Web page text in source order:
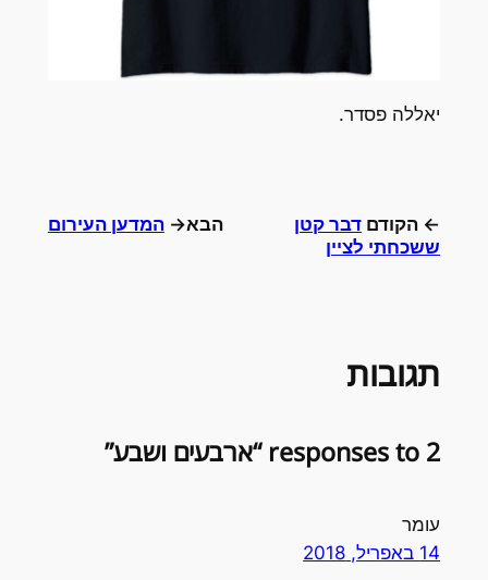
יאללה פסדר.
← הקודם דבר קטן
ששכחתי לציין
הבא→ המדען העירום
תגובות
2 responses to “ארבעים ושבע”
עומר
14 באפריל, 2018